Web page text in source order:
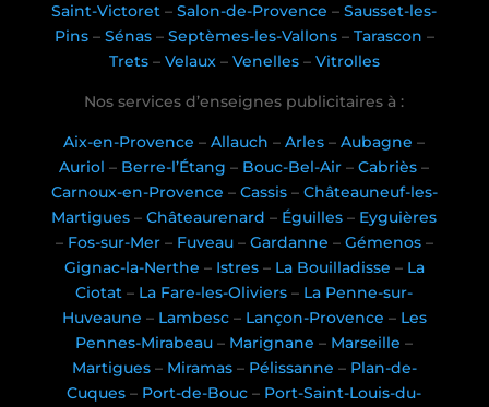
Saint-Victoret –Salon-de-Provence –Sausset-les-
Pins– Sénas– Septèmes-les-Vallons– Tarascon –
Trets– Velaux– Venelles– Vitrolles
Nos services d’enseignes publicitaires à :
Aix-en-Provence –Allauch –Arles –Aubagne –
Auriol – Berre-l’Étang – Bouc-Bel-Air –Cabriès –
Carnoux-en-Provence – Cassis– Châteauneuf-les-
Martigues –Châteaurenard – Éguilles – Eyguières
– Fos-sur-Mer– Fuveau– Gardanne – Gémenos–
Gignac-la-Nerthe – Istres– La Bouilladisse – La
Ciotat – La Fare-les-Oliviers – La Penne-sur-
Huveaune – Lambesc– Lançon-Provence – Les
Pennes-Mirabeau – Marignane – Marseille –
Martigues– Miramas– Pélissanne – Plan-de-
Cuques – Port-de-Bouc – Port-Saint-Louis-du-